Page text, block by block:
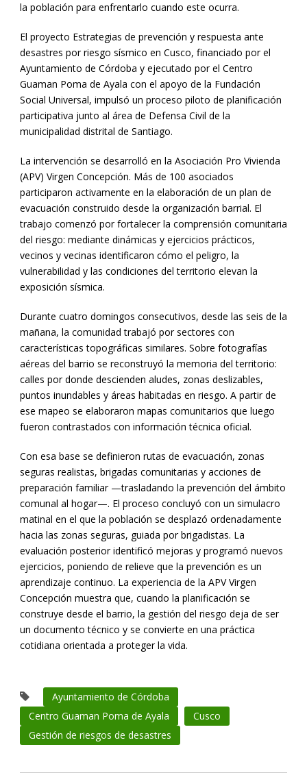
la población para enfrentarlo cuando este ocurra.
El proyecto Estrategias de prevención y respuesta ante
desastres por riesgo sísmico en Cusco, financiado por el
Ayuntamiento de Córdoba y ejecutado por el Centro
Guaman Poma de Ayala con el apoyo de la Fundación
Social Universal, impulsó un proceso piloto de planificación
participativa junto al área de Defensa Civil de la
municipalidad distrital de Santiago.
La intervención se desarrolló en la Asociación Pro Vivienda
(APV) Virgen Concepción. Más de 100 asociados
participaron activamente en la elaboración de un plan de
evacuación construido desde la organización barrial. El
trabajo comenzó por fortalecer la comprensión comunitaria
del riesgo: mediante dinámicas y ejercicios prácticos,
vecinos y vecinas identificaron cómo el peligro, la
vulnerabilidad y las condiciones del territorio elevan la
exposición sísmica.
Durante cuatro domingos consecutivos, desde las seis de la
mañana, la comunidad trabajó por sectores con
características topográficas similares. Sobre fotografías
aéreas del barrio se reconstruyó la memoria del territorio:
calles por donde descienden aludes, zonas deslizables,
puntos inundables y áreas habitadas en riesgo. A partir de
ese mapeo se elaboraron mapas comunitarios que luego
fueron contrastados con información técnica oficial.
Con esa base se definieron rutas de evacuación, zonas
seguras realistas, brigadas comunitarias y acciones de
preparación familiar —trasladando la prevención del ámbito
comunal al hogar—. El proceso concluyó con un simulacro
matinal en el que la población se desplazó ordenadamente
hacia las zonas seguras, guiada por brigadistas. La
evaluación posterior identificó mejoras y programó nuevos
ejercicios, poniendo de relieve que la prevención es un
aprendizaje continuo. La experiencia de la APV Virgen
Concepción muestra que, cuando la planificación se
construye desde el barrio, la gestión del riesgo deja de ser
un documento técnico y se convierte en una práctica
cotidiana orientada a proteger la vida.
Ayuntamiento de Córdoba
Centro Guaman Poma de Ayala
Cusco
Gestión de riesgos de desastres